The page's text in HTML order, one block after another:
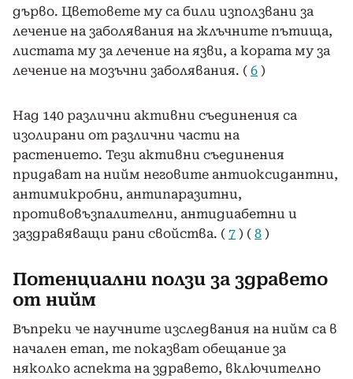
дърво. Цветовете му са били използвани за
лечение на заболявания на жлъчните пътища,
листата му за лечение на язви, а кората му за
лечение на мозъчни заболявания. ( 6 )
Над 140 различни активни съединения са
изолирани от различни части на
растението. Тези активни съединения
придават на нийм неговите антиоксидантни,
антимикробни, антипаразитни,
противовъзпалителни, антидиабетни и
заздравяващи рани свойства. ( 7 ) ( 8 )
Потенциални ползи за здравето
от нийм
Въпреки че научните изследвания на нийм са в
начален етап, те показват обещание за
няколко аспекта на здравето, включително